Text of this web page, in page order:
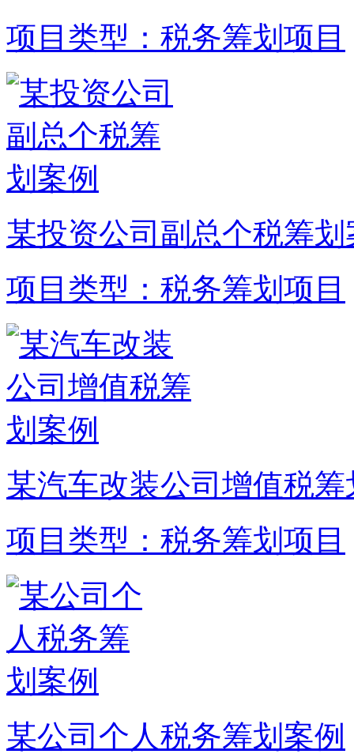
项目类型：税务筹划项目
某投资公司副总个税筹划
项目类型：税务筹划项目
某汽车改装公司增值税筹
项目类型：税务筹划项目
某公司个人税务筹划案例